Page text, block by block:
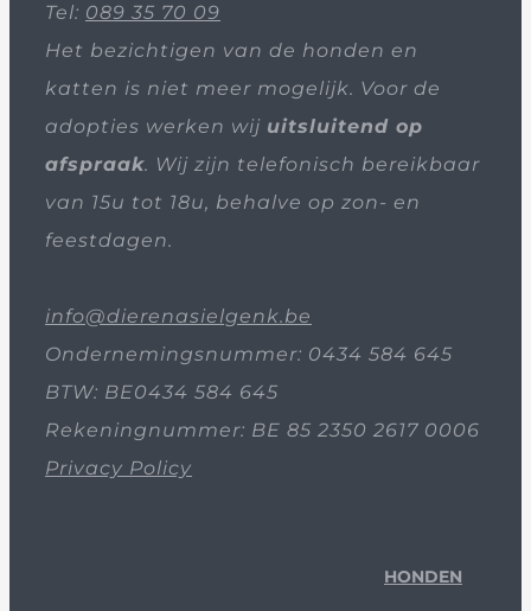
Tel: 089 35 70 09
Het bezichtigen van de honden en
katten is niet meer mogelijk. Voor de
adopties werken wij uitsluitend op
afspraak. Wij zijn telefonisch bereikbaar
van 15u tot 18u, behalve op zon- en
feestdagen.
info@dierenasielgenk.be
Ondernemingsnummer: 0434 584 645
BTW: BE0434 584 645
Rekeningnummer: BE 85 2350 2617 0006
Privacy Policy
HONDEN